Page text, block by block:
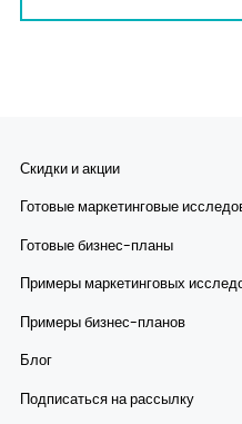
Скидки и акции
Готовые маркетинговые
Готовые бизнес-планы
Примеры маркетинговых
Примеры бизнес-планов
Блог
Подписаться на рассылку